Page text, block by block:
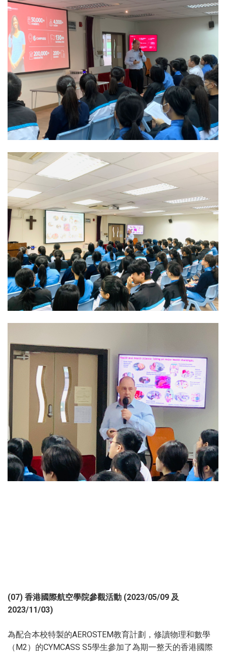
(07) 香港國際航空學院參觀活動 (2023/05/09 及
2023/11/03)
為配合本校特製的AEROSTEM教育計劃，修讀物理和數學
（M2）的CYMCASS S5學生參加了為期一整天的香港國際